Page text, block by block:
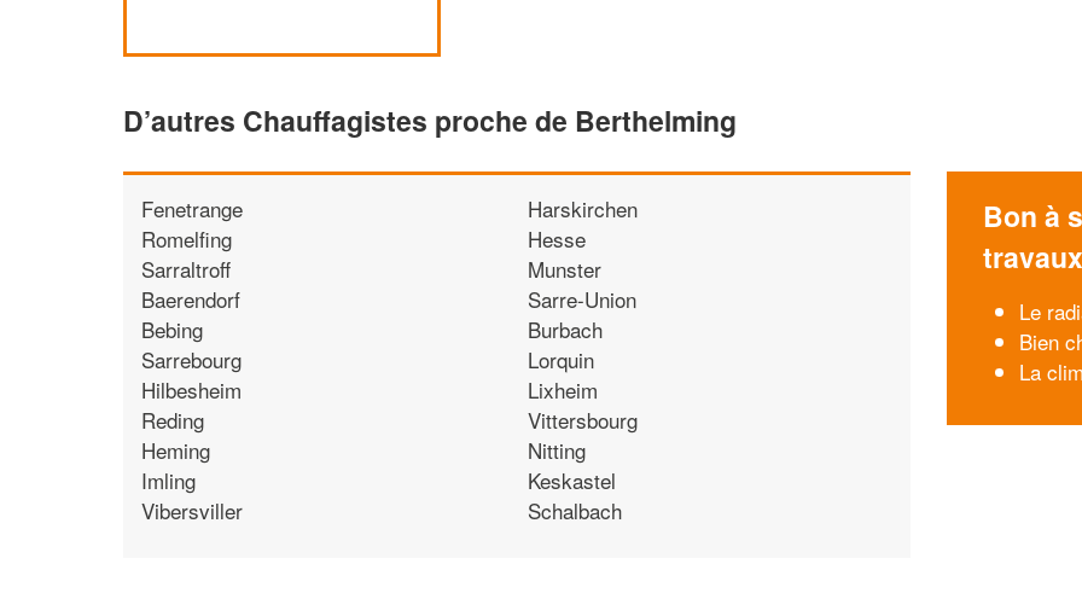
D’autres Chauffagistes proche de Berthelming
Fenetrange
Romelfing
Sarraltroff
Baerendorf
Bebing
Sarrebourg
Hilbesheim
Reding
Heming
Imling
Vibersviller
Harskirchen
Hesse
Munster
Sarre-Union
Burbach
Lorquin
Lixheim
Vittersbourg
Nitting
Keskastel
Schalbach
Bon à
travaux
Le
Bien
La